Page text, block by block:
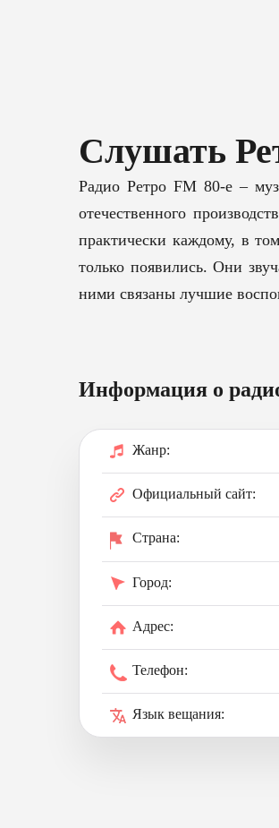
Слушать
Радио Ретро FM 80-е –
отечественного
практически каждому, в
только появились. Они
ними связаны лучшие
Информация о
Жанр:
Официальный сайт:
Страна:
Город:
Адрес:
Телефон:
Язык вещания: